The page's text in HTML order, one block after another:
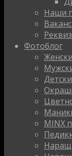
Наши
Фотоблог
MINX